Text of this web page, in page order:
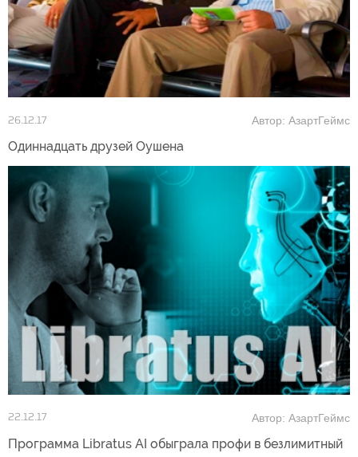
26.12.17 Автор: АзартГеймс
Одиннадцать друзей Оушена
22.12.17 Автор: АзартГеймс
Программа Libratus AI обыграла профи в безлимитный